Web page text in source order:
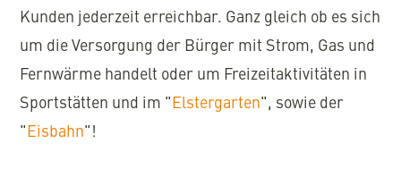
Kunden jederzeit erreichbar. Ganz gleich ob es sich
um die Versorgung der Bürger mit Strom, Gas und
Fernwärme handelt oder um Freizeitaktivitäten in
Sportstätten und im "Elstergarten", sowie der
"Eisbahn"!